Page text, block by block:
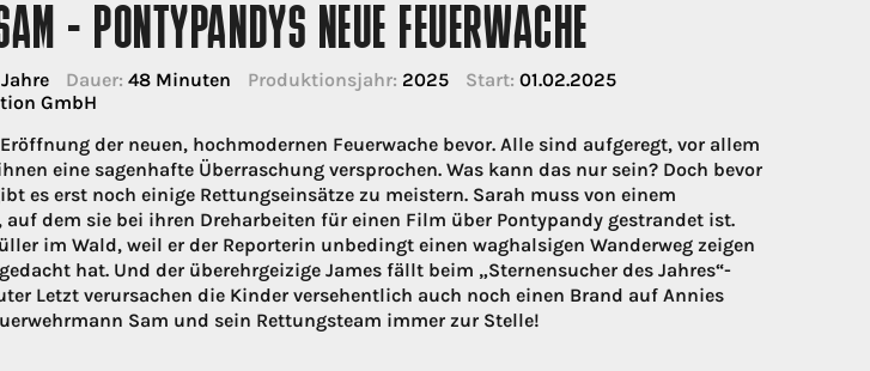
- PONTYPANDYS NEUE FEUERWACHE
Dauer: 48 Minuten Produktionsjahr: 2025 Start: 01.02.2025
GmbH
der neuen, hochmodernen Feuerwache bevor. Alle sind aufgeregt, vor allem
eine sagenhafte Überraschung versprochen. Was kann das nur sein? Doch bevor
es erst noch einige Rettungseinsätze zu meistern. Sarah muss von einem
auf dem sie bei ihren Dreharbeiten für einen Film über Pontypandy gestrandet ist.
im Wald, weil er der Reporterin unbedingt einen waghalsigen Wanderweg zeigen
hat. Und der überehrgeizige James fällt beim „Sternensucher des Jahres“-
Letzt verursachen die Kinder versehentlich auch noch einen Brand auf Annies
Sam und sein Rettungsteam immer zur Stelle!